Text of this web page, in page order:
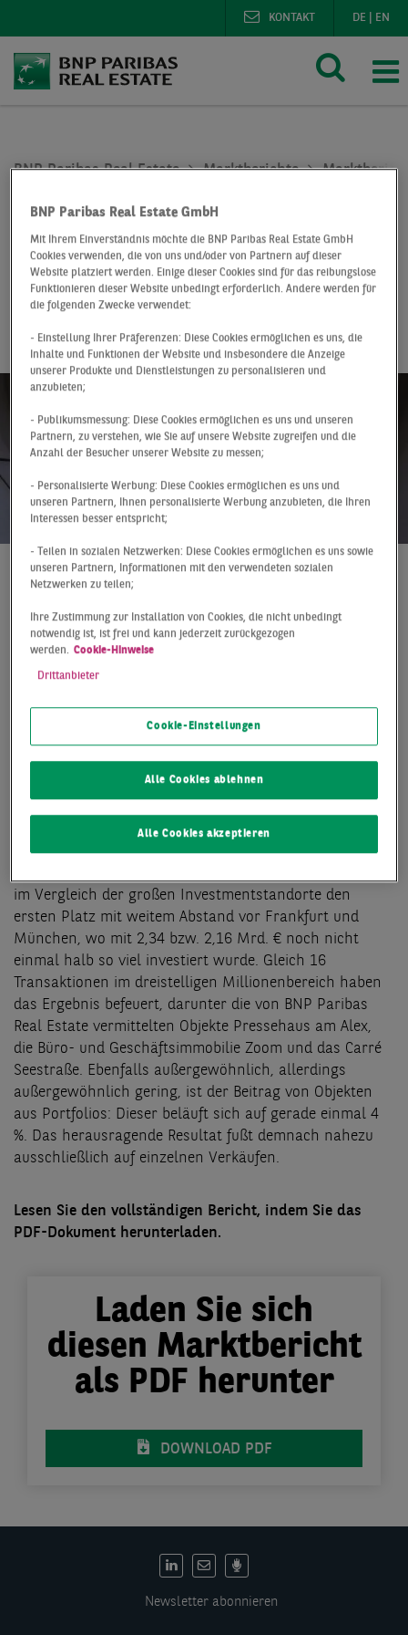
DE EN
KONTAKT
BNP Paribas Real Estate Marktberichte
At a Glance Q2 2019
Investmentmarkt
Berlin
At a Glance Berlin
DIE ERFOLGSSTORY
GEHT WEITER
steht bei Investoren weiter hoch im Kurs. Mit
5,24 Mrd. € übertrifft das Volumen den bisherigen
Rekord aus dem Vorjahr um stolze 67 % und setzt eine
neue Bestmarke. Noch nie wurde in den ersten sechs
Umsatz registriert. Von den bundesweit gut 24,4 Mrd. €
wurde damit in etwa jeder fünfte Euro in Berliner
im Vergleich der großen Investmentstandorte den
ersten Platz mit weitem Abstand vor Frankfurt und
München, wo mit 2,34 bzw. 2,16 Mrd. € noch nicht
einmal halb so viel investiert wurde. Gleich 16
Transaktionen im dreistelligen Millionenbereich haben
das Ergebnis befeuert, darunter die von BNP Paribas
Real Estate vermittelten Objekte Pressehaus am Alex,
die Büro- und Geschäftsimmobilie Zoom und das Carré
Seestraße. Ebenfalls außergewöhnlich, allerdings
außergewöhnlich gering, ist der Beitrag von Objekten
aus Portfolios: Dieser beläuft sich auf gerade einmal 4
%. Das herausragende Resultat fußt demnach nahezu
ausschließlich auf einzelnen Verkäufen.
Lesen Sie den vollständigen Bericht, indem Sie das
PDF-Dokument herunterladen.
Laden Sie sich
diesen Marktbericht
als PDF herunter
DOWNLOAD PDF
Newsletter abonnieren
BNP Paribas Real Estate GmbH
Mit Ihrem Einverständnis möchte die BNP Paribas Real Estate GmbH
Cookies verwenden, die von uns und/oder von Partnern auf dieser
Website platziert werden. Einige dieser Cookies sind für das reibungslose
Funktionieren dieser Website unbedingt erforderlich. Andere werden für
die folgenden Zwecke verwendet:
- Einstellung Ihrer Präferenzen: Diese Cookies ermöglichen es uns, die
Inhalte und Funktionen der Website und insbesondere die Anzeige
unserer Produkte und Dienstleistungen zu personalisieren und
anzubieten;
- Publikumsmessung: Diese Cookies ermöglichen es uns und unseren
Partnern, zu verstehen, wie Sie auf unsere Website zugreifen und die
Anzahl der Besucher unserer Website zu messen;
- Personalisierte Werbung: Diese Cookies ermöglichen es uns und
unseren Partnern, Ihnen personalisierte Werbung anzubieten, die Ihren
Interessen besser entspricht;
- Teilen in sozialen Netzwerken: Diese Cookies ermöglichen es uns sowie
unseren Partnern, Informationen mit den verwendeten sozialen
Netzwerken zu teilen;
Ihre Zustimmung zur Installation von Cookies, die nicht unbedingt
notwendig ist, ist frei und kann jederzeit zurückgezogen
werden. Cookie-Hinweise
Drittanbieter
Cookie-Einstellungen
Alle Cookies ablehnen
Alle Cookies akzeptieren